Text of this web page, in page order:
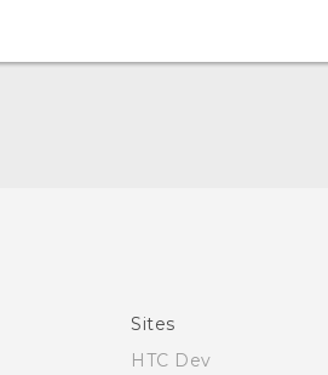
Sites
HTC Dev